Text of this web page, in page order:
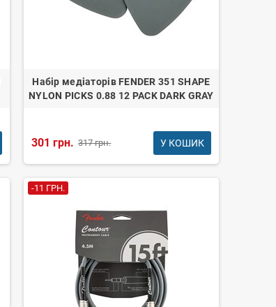
Набір медіаторів FENDER 351 SHAPE
NYLON PICKS 0.88 12 PACK DARK GRAY
301 грн. 317 грн. У КОШИК
-11 ГРН.